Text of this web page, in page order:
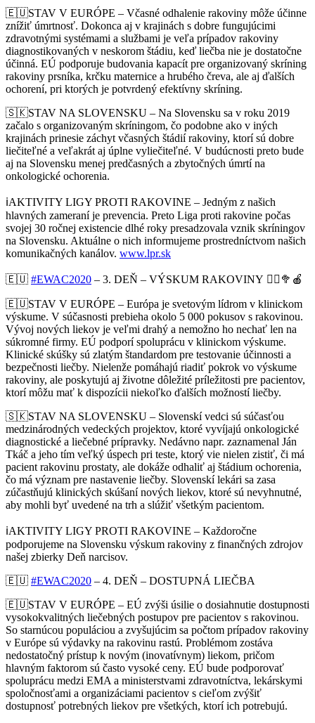
🇪🇺STAV V EURÓPE – Včasné odhalenie rakoviny môže účinne
znížiť úmrtnosť. Dokonca aj v krajinách s dobre fungujúcimi
zdravotnými systémami a službami je veľa prípadov rakoviny
diagnostikovaných v neskorom štádiu, keď liečba nie je dostatočne
účinná. EÚ podporuje budovania kapacít pre organizovaný skríning
rakoviny prsníka, krčku maternice a hrubého čreva, ale aj ďalších
ochorení, pri ktorých je potvrdený efektívny skríning.
🇸🇰STAV NA SLOVENSKU – Na Slovensku sa v roku 2019
začalo s organizovaným skríningom, čo podobne ako v iných
krajinách prinesie záchyt včasných štádií rakoviny, ktorí sú dobre
liečiteľné a veľakrát aj úplne vyliečiteľné. V budúcnosti preto bude
aj na Slovensku menej predčasných a zbytočných úmrtí na
onkologické ochorenia.
ℹ️AKTIVITY LIGY PROTI RAKOVINE – Jedným z našich
hlavných zameraní je prevencia. Preto Liga proti rakovine počas
svojej 30 ročnej existencie dlhé roky presadzovala vznik skríningov
na Slovensku. Aktuálne o nich informujeme prostredníctvom našich
komunikačných kanálov. www.lpr.sk
🇪🇺 #EWAC2020 – 3. DEŇ – VÝSKUM RAKOVINY 🏃‍♀️ 🥦 🍎
🇪🇺STAV V EURÓPE – Európa je svetovým lídrom v klinickom
výskume. V súčasnosti prebieha okolo 5 000 pokusov s rakovinou.
Vývoj nových liekov je veľmi drahý a nemožno ho nechať len na
súkromné firmy. EÚ podporí spoluprácu v klinickom výskume.
Klinické skúšky sú zlatým štandardom pre testovanie účinnosti a
bezpečnosti liečby. Nielenže pomáhajú riadiť pokrok vo výskume
rakoviny, ale poskytujú aj životne dôležité príležitosti pre pacientov,
ktorí môžu mať k dispozícii niekoľko ďalších možností liečby.
🇸🇰STAV NA SLOVENSKU – Slovenskí vedci sú súčasťou
medzinárodných vedeckých projektov, ktoré vyvíjajú onkologické
diagnostické a liečebné prípravky. Nedávno napr. zaznamenal Ján
Tkáč a jeho tím veľký úspech pri teste, ktorý vie nielen zistiť, či má
pacient rakovinu prostaty, ale dokáže odhaliť aj štádium ochorenia,
čo má význam pre nastavenie liečby. Slovenskí lekári sa zasa
zúčastňujú klinických skúšaní nových liekov, ktoré sú nevyhnutné,
aby mohli byť uvedené na trh a slúžiť všetkým pacientom.
ℹ️AKTIVITY LIGY PROTI RAKOVINE – Každoročne
podporujeme na Slovensku výskum rakoviny z finančných zdrojov
našej zbierky Deň narcisov.
🇪🇺 #EWAC2020 – 4. DEŇ – DOSTUPNÁ LIEČBA
🇪🇺STAV V EURÓPE – EÚ zvýši úsilie o dosiahnutie dostupnosti
vysokokvalitných liečebných postupov pre pacientov s rakovinou.
So starnúcou populáciou a zvyšujúcim sa počtom prípadov rakoviny
v Európe sú výdavky na rakovinu rastú. Problémom zostáva
nedostatočný prístup k novým (inovatívnym) liekom, pričom
hlavným faktorom sú často vysoké ceny. EÚ bude podporovať
spoluprácu medzi EMA a ministerstvami zdravotníctva, lekárskymi
spoločnosťami a organizáciami pacientov s cieľom zvýšiť
dostupnosť potrebných liekov pre všetkých, ktorí ich potrebujú.